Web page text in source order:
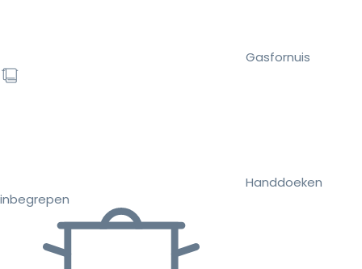
Gasfornuis
Handdoeken
inbegrepen